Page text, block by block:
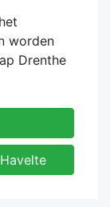
worden
Drenthe